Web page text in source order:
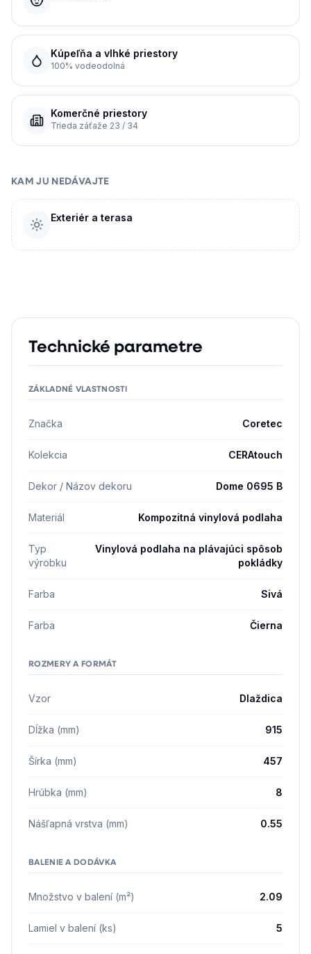
Kúpeľňa a vlhké priestory
100% vodeodolná
Komerčné priestory
Trieda záťaže 23 / 34
KAM JU NEDÁVAJTE
Exteriér a terasa
Technické parametre
ZÁKLADNÉ VLASTNOSTI
Značka Coretec
Kolekcia CERAtouch
Dekor / Názov dekoru Dome 0695 B
Materiál Kompozitná vinylová podlaha
Typ
výrobku
Vinylová podlaha na plávajúci spôsob
pokládky
Farba Sivá
Farba Čierna
ROZMERY A FORMÁT
Vzor Dlaždica
Dĺžka (mm) 915
Šírka (mm) 457
Hrúbka (mm) 8
Nášľapná vrstva (mm) 0.55
BALENIE A DODÁVKA
Množstvo v balení (m²) 2.09
Lamiel v balení (ks) 5